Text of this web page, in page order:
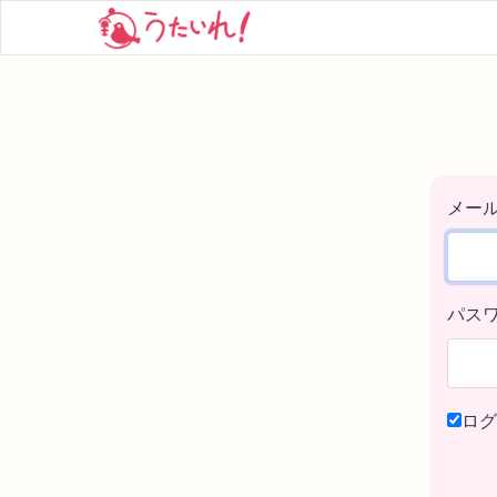
メー
パス
ロ